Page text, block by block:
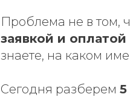
Проблема не в том,
заявкой и
знаете, на каком
Сегодня разберем 5